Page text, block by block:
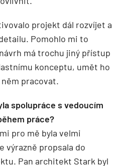
projekt dál rozvíjet a
Pomohlo mi to
má trochu jiný přístup
konceptu, umět ho
pracovat.
spolupráce s vedoucím
práce?
pro mě byla velmi
výrazně propsala do
Pan architekt Stark byl